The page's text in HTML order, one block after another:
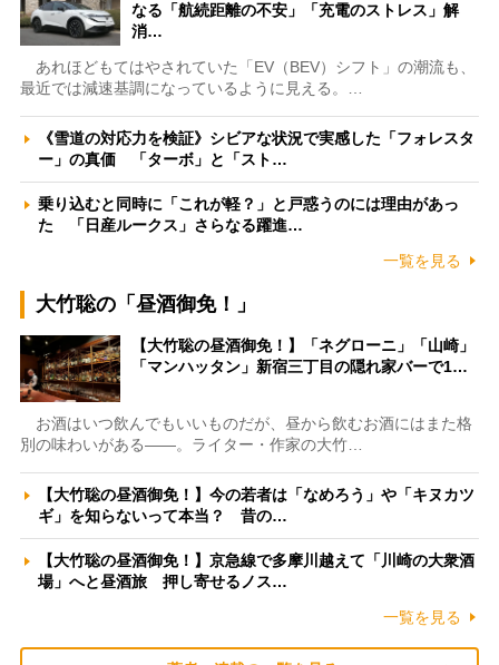
なる「航続距離の不安」「充電のストレス」解
消…
あれほどもてはやされていた「EV（BEV）シフト」の潮流も、
最近では減速基調になっているように見える。…
《雪道の対応力を検証》シビアな状況で実感した「フォレスタ
ー」の真価 「ターボ」と「スト…
乗り込むと同時に「これが軽？」と戸惑うのには理由があっ
た 「日産ルークス」さらなる躍進…
一覧を見る
大竹聡の「昼酒御免！」
【大竹聡の昼酒御免！】「ネグローニ」「山崎」
「マンハッタン」新宿三丁目の隠れ家バーで1…
お酒はいつ飲んでもいいものだが、昼から飲むお酒にはまた格
別の味わいがある――。ライター・作家の大竹…
【大竹聡の昼酒御免！】今の若者は「なめろう」や「キヌカツ
ギ」を知らないって本当？ 昔の…
【大竹聡の昼酒御免！】京急線で多摩川越えて「川崎の大衆酒
場」へと昼酒旅 押し寄せるノス…
一覧を見る